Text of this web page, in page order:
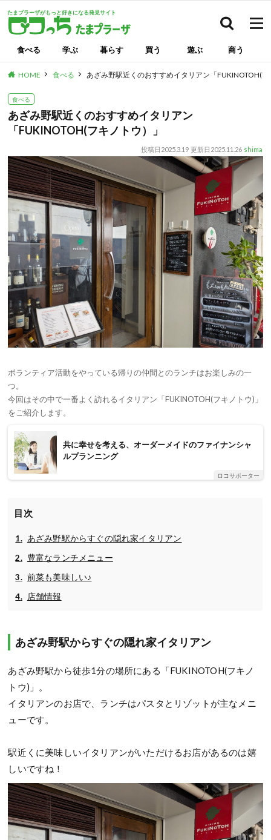
たまプラーザがもっと好きになる発見サイト
食べる 学ぶ 暮らす 買う 遊ぶ 商う
HOME 食べる あざみ野駅近くのおすすめイタリアン「FUKINOTOH(
食べる
あざみ野駅近くのおすすめイタリアン
「FUKINOTOH(フキノトウ）」
投稿日 2025.3.19 更新日 2025.11.26 shima
ボランティア活動をやっている帰りの仲間とのランチはお楽しみの一
つ。
今回はその中で一番よく訪れるイタリアン「FUKINOTOH(フキノトウ)」
をご紹介します。
共に幸せを考える、オーダーメイドのファイナンシャ
ルプランニング
ロコサポーター
目次
あざみ野駅からすぐの隠れ家イタリアン
豊富なランチメニュー
前菜も美味しい♪
店舗情報
あざみ野駅からすぐの隠れ家イタリアン
あざみ野駅から徒歩1分の場所にある「FUKINOTOH(フキノ
トウ)」。
イタリアンのお店で、ランチはパスタとリゾットが主なメニ
ューです。
駅近くに美味しいイタリアンがいただけるお店があるのは嬉
しいですね！